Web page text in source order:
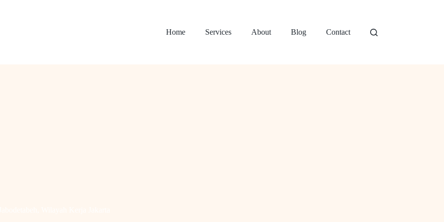
Home
Services About Blog Contact